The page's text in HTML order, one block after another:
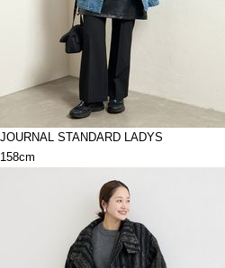
JOURNAL STANDARD LADYS
158cm